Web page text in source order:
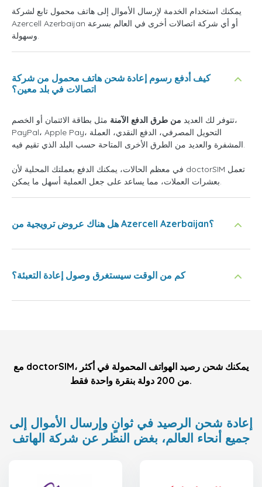
يمكنك استخدام الخدمة لإرسال الأموال إلى هاتف محمول تابع لشركة
Azercell Azerbaijan أو أي شركة اتصالات أخرى في العالم بسرعة
وسهولة.
كيف أدفع رسوم إعادة شحن هاتف محمول من شركة
اتصالات في بلد معين؟
تتوفر لك العديد من طرق الدفع الآمنة مثل بطاقة الائتمان أو الخصم،
PayPal، Apple Pay، التحويل المصرفي، الدفع النقدي، العملة
المشفرة والعديد من الطرق الأخرى المتاحة حسب البلد الذي تقيم فيه.
في معظم الحالات، يمكنك الدفع بعملتك المحلية لأن doctorSIM تعمل
بعشرات العملات، مما يساعد على جعل العملية أسهل ما يمكن.
هل هناك عروض ترويجية من Azercell Azerbaijan؟
كم من الوقت سيستغرق وصول إعادة التعبئة؟
مع doctorSIM، يمكنك شحن رصيد الهواتف المحمولة في أكثر
من 200 دولة بنقرة واحدة فقط.
إعادة شحن الرصيد في ثوانٍ وإرسال الأموال إلى
جميع أنحاء العالم، بغض النظر عن شركة الهاتف